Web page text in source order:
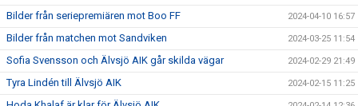
Bilder från seriepremiären mot Boo FF 2024-04-10 16:57
Bilder från matchen mot Sandviken 2024-03-25 11:54
Sofia Svensson och Älvsjö AIK går skilda vägar 2024-02-29 21:49
Tyra Lindén till Älvsjö AIK 2024-02-15 11:25